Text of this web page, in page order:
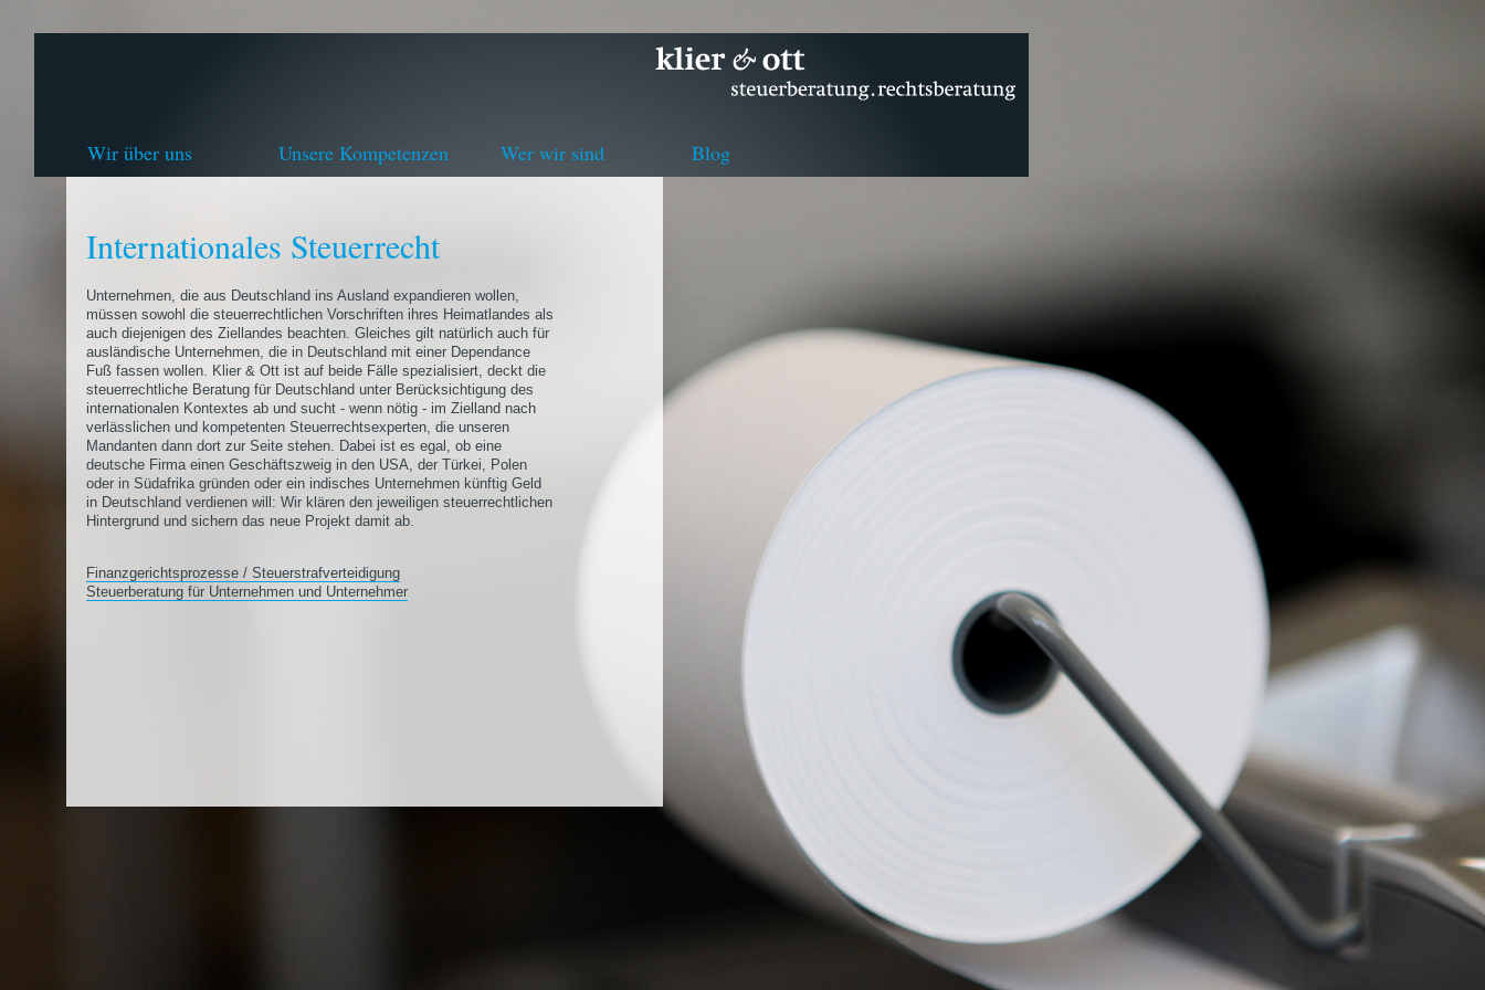
Wir über uns Unsere Kompetenzen Wer wir sind Blog
Internationales Steuerrecht
Unternehmen, die aus Deutschland ins Ausland expandieren wollen,
müssen sowohl die steuerrechtlichen Vorschriften ihres Heimatlandes als
auch diejenigen des Ziellandes beachten. Gleiches gilt natürlich auch für
ausländische Unternehmen, die in Deutschland mit einer Dependance
Fuß fassen wollen. Klier & Ott ist auf beide Fälle spezialisiert, deckt die
steuerrechtliche Beratung für Deutschland unter Berücksichtigung des
internationalen Kontextes ab und sucht - wenn nötig - im Zielland nach
verlässlichen und kompetenten Steuerrechtsexperten, die unseren
Mandanten dann dort zur Seite stehen. Dabei ist es egal, ob eine
deutsche Firma einen Geschäftszweig in den USA, der Türkei, Polen
oder in Südafrika gründen oder ein indisches Unternehmen künftig Geld
in Deutschland verdienen will: Wir klären den jeweiligen steuerrechtlichen
Hintergrund und sichern das neue Projekt damit ab.
Finanzgerichtsprozesse / Steuerstrafverteidigung
Steuerberatung für Unternehmen und Unternehmer